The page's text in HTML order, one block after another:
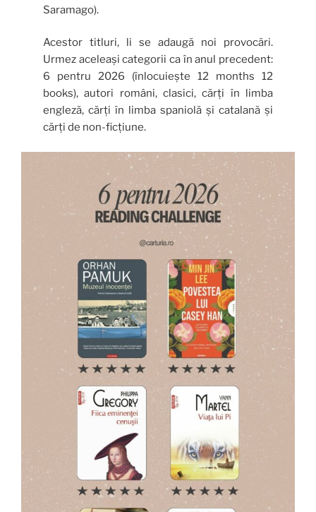
Saramago).
Acestor titluri, li se adaugă noi provocări.
Urmez aceleași categorii ca în anul precedent:
6 pentru 2026 (înlocuiește 12 months 12
books), autori români, clasici, cărți în limba
engleză, cărți în limba spaniolă și catalană și
cărți de non-ficțiune.